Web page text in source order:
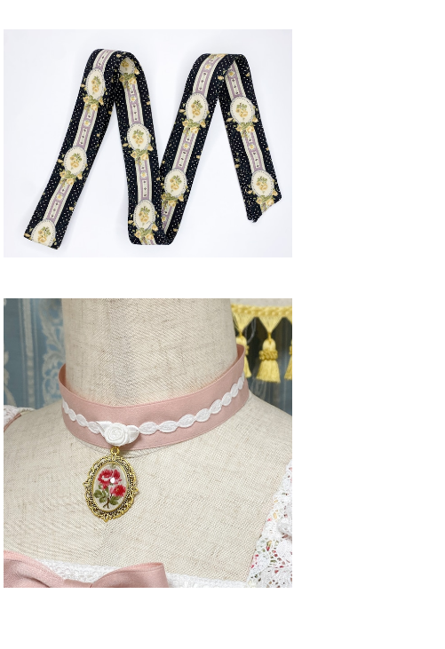
ローズガーデンウエストリボン
¥6,000
ローズガーデンチョーカー
¥4,000